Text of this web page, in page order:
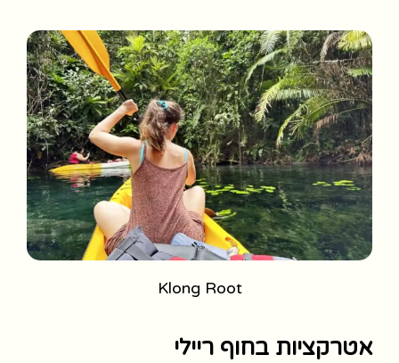
Klong Root
אטרקציות בחוף ריילי